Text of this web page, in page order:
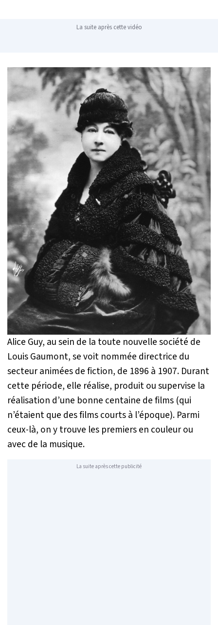
La suite après cette vidéo
Alice Guy, au sein de la toute nouvelle société de
Louis Gaumont, se voit nommée directrice du
secteur animées de fiction, de 1896 à 1907. Durant
cette période, elle réalise, produit ou supervise la
réalisation d’une bonne centaine de films (qui
n’étaient que des films courts à l’époque). Parmi
ceux-là, on y trouve les premiers en couleur ou
avec de la musique.
La suite après cette publicité